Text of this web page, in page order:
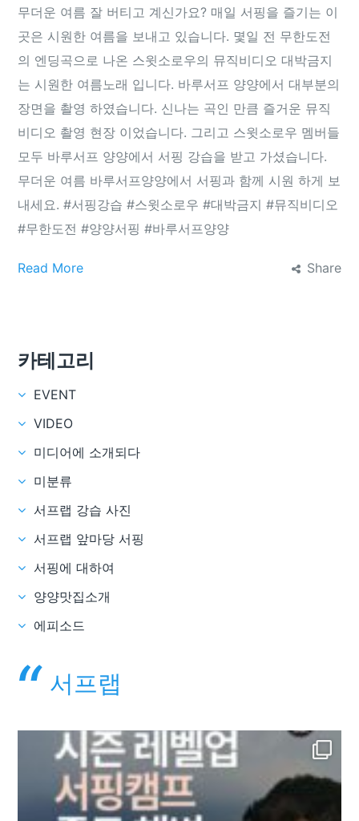
무더운 여름 잘 버티고 계신가요? 매일 서핑을 즐기는 이
곳은 시원한 여름을 보내고 있습니다. 몇일 전 무한도전
의 엔딩곡으로 나온 스윗소로우의 뮤직비디오 대박금지
는 시원한 여름노래 입니다. 바루서프 양양에서 대부분의
장면을 촬영 하였습니다. 신나는 곡인 만큼 즐거운 뮤직
비디오 촬영 현장 이었습니다. 그리고 스윗소로우 멤버들
모두 바루서프 양양에서 서핑 강습을 받고 가셨습니다.
무더운 여름 바루서프양양에서 서핑과 함께 시원 하게 보
내세요. ‪#‎서핑강습‬ ‪#‎스윗소로우‬ ‪#‎대박금지‬ ‪#‎뮤직비디오‬
‪#‎무한도전‬ ‪#‎양양서핑‬ ‪#‎바루서프양양‬
Read More Share
카테고리
EVENT
VIDEO
미디어에 소개되다
미분류
서프랩 강습 사진
서프랩 앞마당 서핑
서핑에 대하여
양양맛집소개
에피소드
서프랩